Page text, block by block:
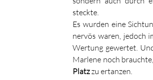
steckte.
Es wurden eine
nervös waren, jedoch
Wertung gewertet.
Marlene noch
Platzzu ertanzen.